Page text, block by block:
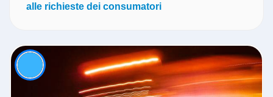
alle richieste dei consumatori